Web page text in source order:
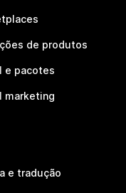
de produtos
e pacotes
marketing
e tradução